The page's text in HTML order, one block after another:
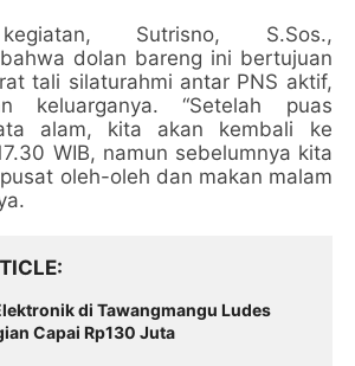
Sutrisno, S.Sos.,
dolan bareng ini bertujuan
tali silaturahmi antar PNS aktif,
keluarganya. “Setelah puas
alam, kita akan kembali ke
WIB, namun sebelumnya kita
oleh-oleh dan makan malam
di Tawangmangu Ludes
Capai Rp130 Juta